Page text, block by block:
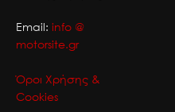
Email: info @
motorsite.gr
Όροι Χρήσης &
Cookies